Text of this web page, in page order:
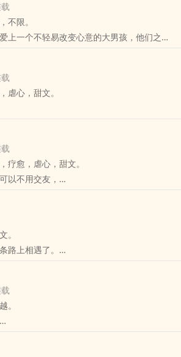
不限。
上一个不轻易改变心意的大男孩，他们之间
爱，以及朋友之间所有发生的点点滴滴，雨
觉，也在这里成长了许多。
的女孩，在她身上发生的事，都不想成为别
对所有事，却不知道她身边有很多爱护她守
什么都来不及了。
正的拥有了自己，不害怕前进是他对她的改
才会知道剩下来的人有多珍贵。
虐心，甜文。
血
能晒太阳，房间永远只有一个颜色，就是黑
，只有他可以，但他却不是医生。
太阳下，好好的晒个太阳，像个普通人一
晒太阳，大家触手可及的东西，对于我来说
下，反而很感激他，让我有机会完成我的愿
都还是愿意去赌上。
得我已经没有当初的感觉了。
为了逃避事情而已，
疗愈，虐心，甜文。
以不用交友，
密，对于孙玥雨根本不重要。
自己有利益的，
业以及考试，当然就是找会做事的啊
一个人来，现在只是一个人去而已。
受到影响。
的生活。
。
路上相遇了。
也知道我没资格爱上他，
，爱上了叫人怎么离开？
了同一个班级，
对所有事物都不太理会，却为了他心都化
喜欢跟大家分享事物，内心却藏着不可告人
。
你忘记了自己的家人和朋友。